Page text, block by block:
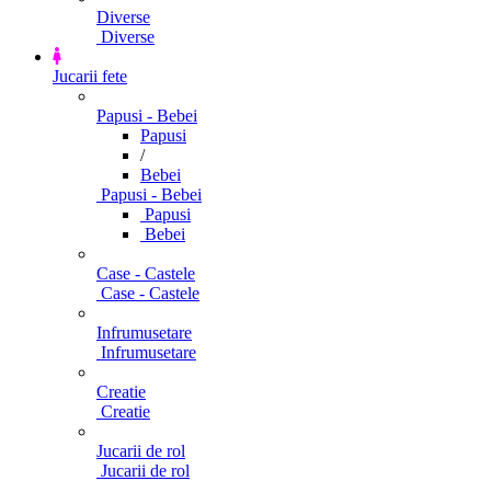
Diverse
Diverse
Jucarii fete
Papusi - Bebei
Papusi
/
Bebei
Papusi - Bebei
Papusi
Bebei
Case - Castele
Case - Castele
Infrumusetare
Infrumusetare
Creatie
Creatie
Jucarii de rol
Jucarii de rol